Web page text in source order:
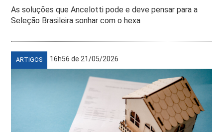
As soluções que Ancelotti pode e deve pensar para a
Seleção Brasileira sonhar com o hexa
ARTIGOS 16h56 de 21/05/2026